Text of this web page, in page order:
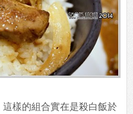
好，真的是一個很會用鍋